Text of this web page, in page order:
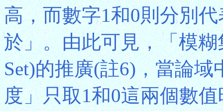
高，而數字1和0則分別
於」。由此可見，「模
Set)的推廣(註6)，當論
度」只取1和0這兩個數